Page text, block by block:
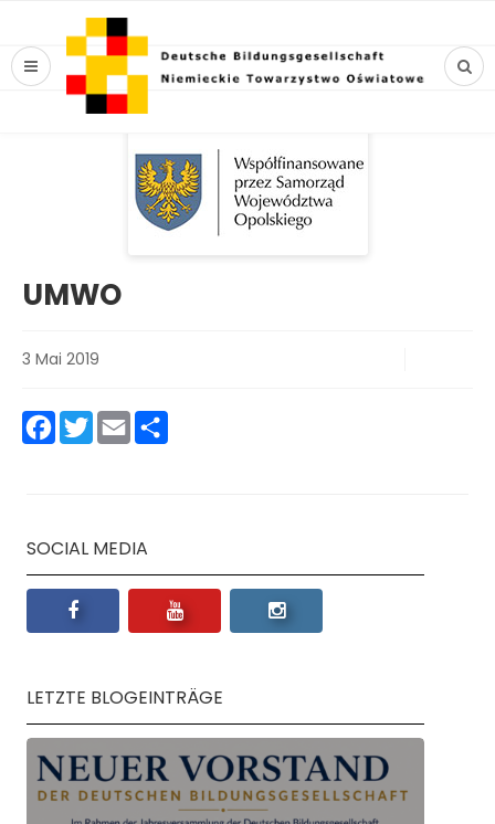
UMWO
3 Mai 2019
Facebook
Twitter
Email
SOCIAL MEDIA
LETZTE BLOGEINTRÄGE